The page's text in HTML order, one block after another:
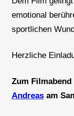
emotional
sportlichen
Herzliche
Zum Filmabend
Andreasam